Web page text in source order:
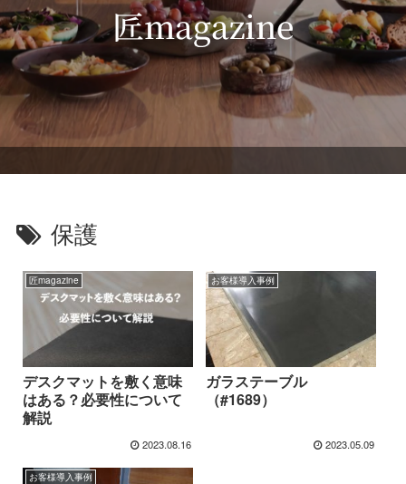
ご注文・ご
質問はお気
軽にどうぞ
0120-46-
5054
netjigyoubu@seneso.jp
受付時間： 10:00 -
18:30 （日曜定休
日）
保護
匠magazine
デスクマットを敷く意味
はある？必要性について
解説
2023.08.16
お客様導入事例
ガラステーブル
（#1689）
2023.05.09
お客様導入事例